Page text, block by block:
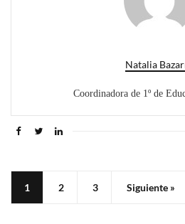
Natalia
Coordinadora de 1º de
1 2 3 Siguiente »